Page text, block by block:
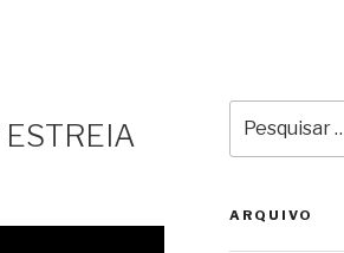
por:
ARQUIVO